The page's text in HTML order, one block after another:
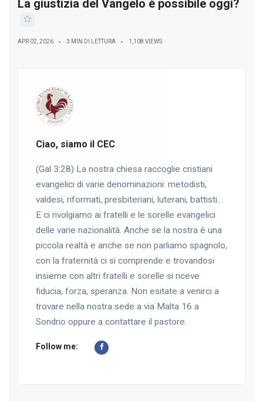
La giustizia del Vangelo è possibile oggi?
APR 02, 2026 3 MIN DI LETTURA 1,108 VIEWS
Ciao, siamo il CEC
(Gal 3:28) La nostra chiesa raccoglie cristiani
evangelici di varie denominazioni: metodisti,
valdesi, riformati, presbiteriani, luterani, battisti…
E ci rivolgiamo ai fratelli e le sorelle evangelici
delle varie nazionalità. Anche se la nostra è una
piccola realtà e anche se non parliamo spagnolo,
con la fraternità ci si comprende e trovandosi
insieme con altri fratelli e sorelle si riceve
fiducia, forza, speranza. Non esitate a venirci a
trovare nella nostra sede a via Malta 16 a
Sondrio oppure a contattare il pastore.
Follow me: